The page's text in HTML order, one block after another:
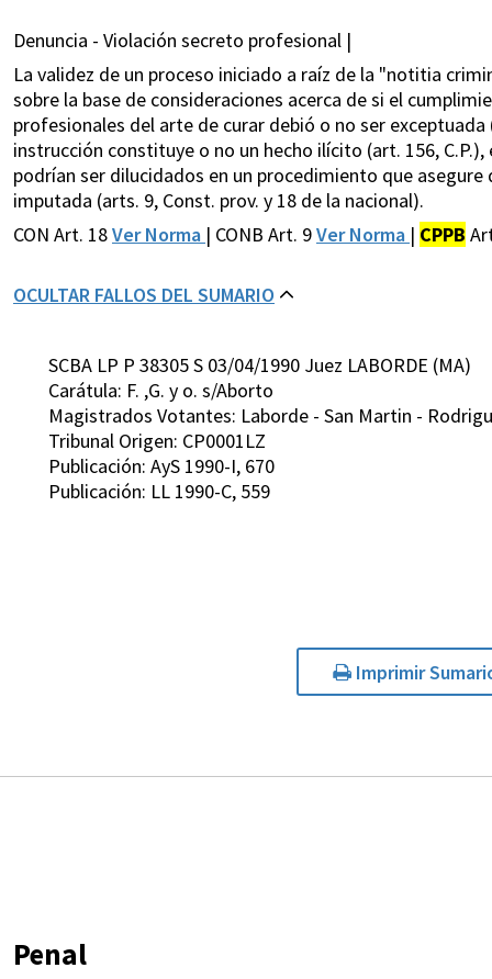
Denuncia - Violación secreto profesional |
La validez de un proceso iniciado a raíz de la "notitia
sobre la base de consideraciones acerca de si el
profesionales del arte de curar debió o no ser
instrucción constituye o no un hecho ilícito (art. 156,
podrían ser dilucidados en un procedimiento que
imputada (arts. 9, Const. prov. y 18 de la nacional).
CON Art. 18Ver Norma | CONB Art. 9Ver Norma | CPPB
OCULTAR FALLOS DEL SUMARIO
SCBA LP P 38305 S 03/04/1990 Juez LABORDE (MA)
Carátula: F. ,G. y o. s/Aborto
Magistrados Votantes: Laborde - San Martin -
Tribunal Origen: CP0001LZ
Publicación: AyS 1990-I, 670
Publicación: LL 1990-C, 559
Imprimir
Penal